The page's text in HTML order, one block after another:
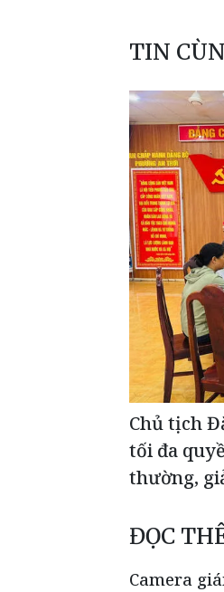
TIN
Chủ tịch
tối đa
thường,
ĐỌC
Camera